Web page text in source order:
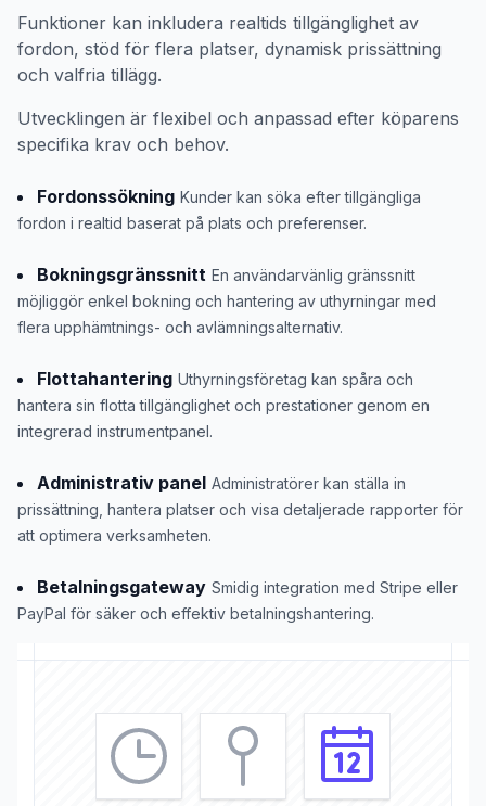
Funktioner kan inkludera realtids tillgänglighet av
fordon, stöd för flera platser, dynamisk prissättning
och valfria tillägg.
Utvecklingen är flexibel och anpassad efter köparens
specifika krav och behov.
Fordonssökning Kunder kan söka efter tillgängliga
fordon i realtid baserat på plats och preferenser.
Bokningsgränssnitt En användarvänlig gränssnitt
möjliggör enkel bokning och hantering av uthyrningar med
flera upphämtnings- och avlämningsalternativ.
Flottahantering Uthyrningsföretag kan spåra och
hantera sin flotta tillgänglighet och prestationer genom en
integrerad instrumentpanel.
Administrativ panel Administratörer kan ställa in
prissättning, hantera platser och visa detaljerade rapporter för
att optimera verksamheten.
Betalningsgateway Smidig integration med Stripe eller
PayPal för säker och effektiv betalningshantering.